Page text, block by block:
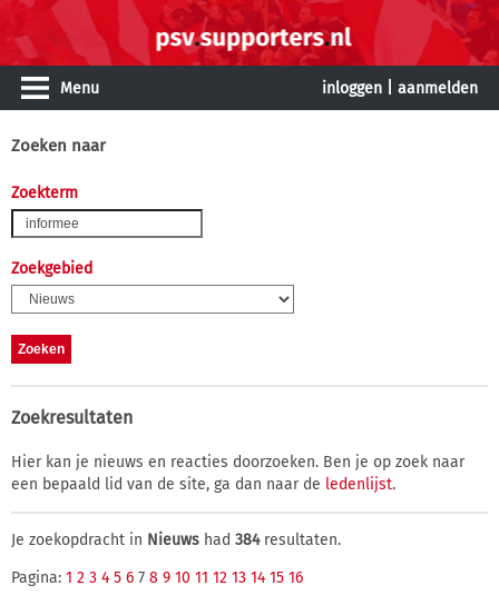
Menu inloggen aanmelden
Zoeken naar
Zoekterm
Zoekgebied
Zoekresultaten
Hier kan je nieuws en reacties doorzoeken. Ben je op zoek naar
een bepaald lid van de site, ga dan naar de ledenlijst.
Je zoekopdracht in Nieuws had 384resultaten.
Pagina: 1 2 3 4 5 6 7 8 9 10 11 12 13 14 15 16